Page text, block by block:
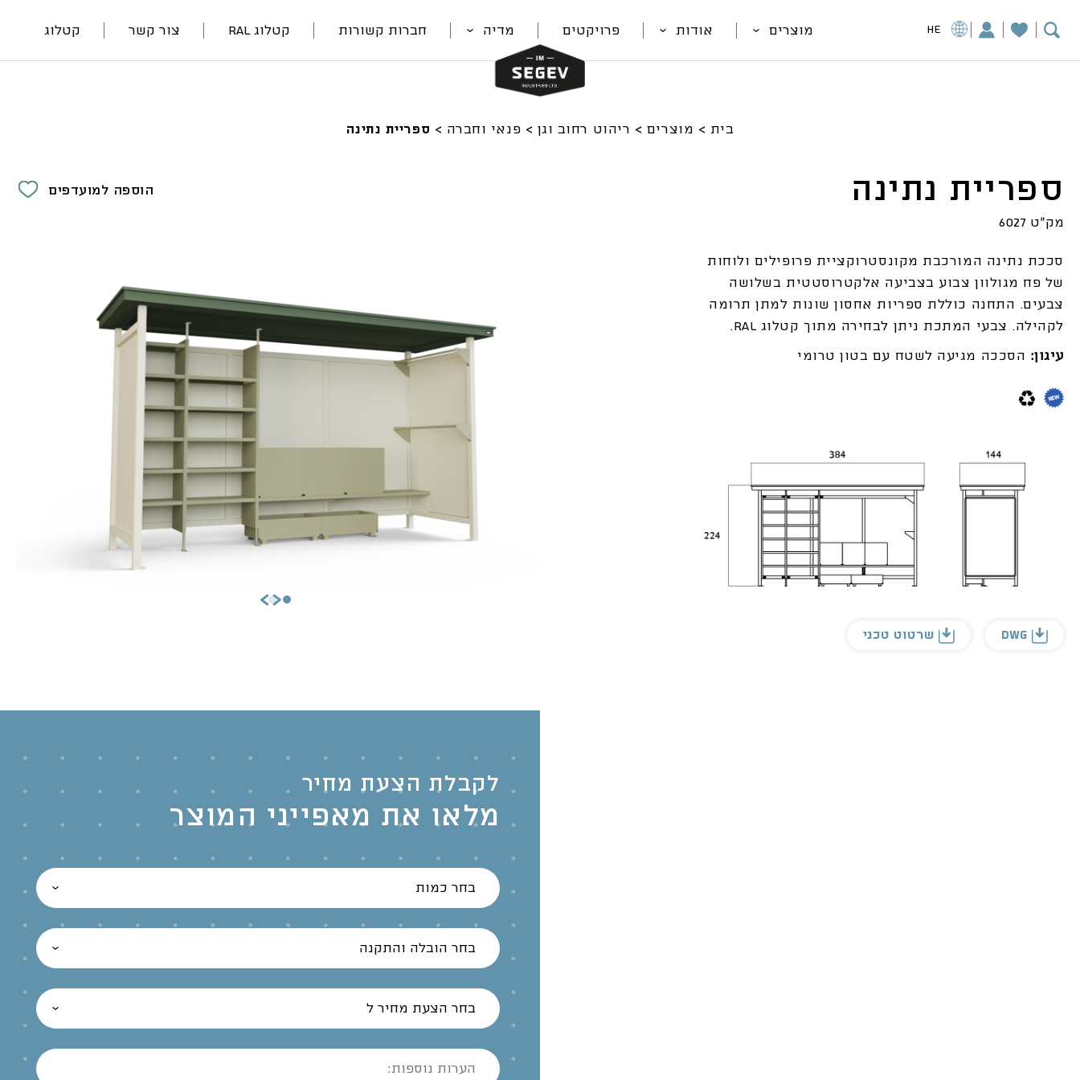
HE מוצרים אודות פרויקטים מדיה חברות קשורות קטלוג RAL צור קשר קטלוג
בית > מוצרים > ריהוט רחוב וגן > פנאי וחברה > ספריית נתינה
ספריית נתינה
מק"ט 6027
סככת נתינה המורכבת מקונסטרוקציית פרופילים ולוחות
של פח מגולוון צבוע בצביעה אלקטרוסטטית בשלושה
צבעים. התחנה כוללת ספריות אחסון שונות למתן תרומה
לקהילה. צבעי המתכת ניתן לבחירה מתוך קטלוג RAL.
עיגון: הסככה מגיעה לשטח עם בטון טרומי
DWG שרטוט טכני
הוספה למועדפים
לקבלת הצעת מחיר
מלאו את מאפייני המוצר
בחר כמות
בחר הובלה והתקנה
בחר הצעת מחיר ל